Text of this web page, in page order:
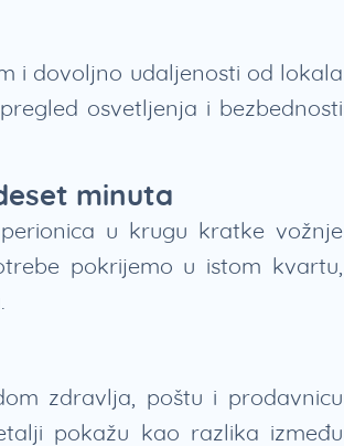
i dovoljno udaljenosti od lokala
osvetljenja i bezbednosti
minuta
u krugu kratke vožnje
pokrijemo u istom kvartu,
zdravlja, poštu i prodavnicu
pokažu kao razlika između